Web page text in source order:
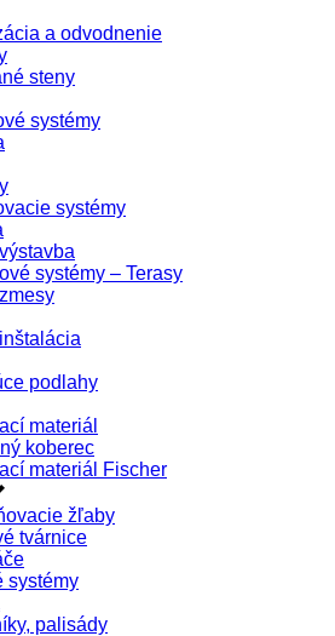
a odvodnenie
steny
systémy
systémy
systémy – Terasy
podlahy
materiál
koberec
materiál Fischer
žľaby
tvárnice
systémy
palisády